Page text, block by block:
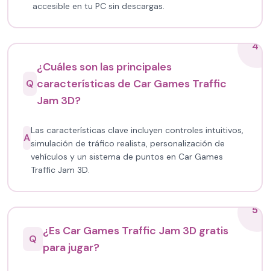
accesible en tu PC sin descargas.
4
Q
¿Cuáles son las principales
características de Car Games Traffic
Jam 3D?
A
Las características clave incluyen controles intuitivos,
simulación de tráfico realista, personalización de
vehículos y un sistema de puntos en Car Games
Traffic Jam 3D.
5
Q
¿Es Car Games Traffic Jam 3D gratis
para jugar?